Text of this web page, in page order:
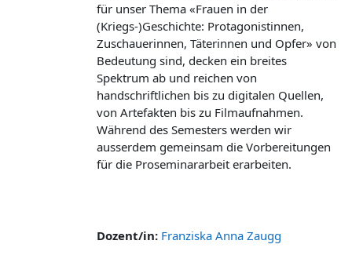
für unser Thema «Frauen in der
(Kriegs-)Geschichte: Protagonistinnen,
Zuschauerinnen, Täterinnen und Opfer» von
Bedeutung sind, decken ein breites
Spektrum ab und reichen von
handschriftlichen bis zu digitalen Quellen,
von Artefakten bis zu Filmaufnahmen.
Während des Semesters werden wir
ausserdem gemeinsam die Vorbereitungen
für die Proseminararbeit erarbeiten.
Dozent/in: Franziska Anna Zaugg